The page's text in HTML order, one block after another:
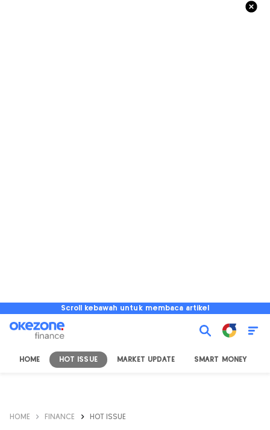
Scroll kebawah untuk membaca artikel
HOME HOT ISSUE MARKET UPDATE SMART MONEY
HOME FINANCE HOT ISSUE